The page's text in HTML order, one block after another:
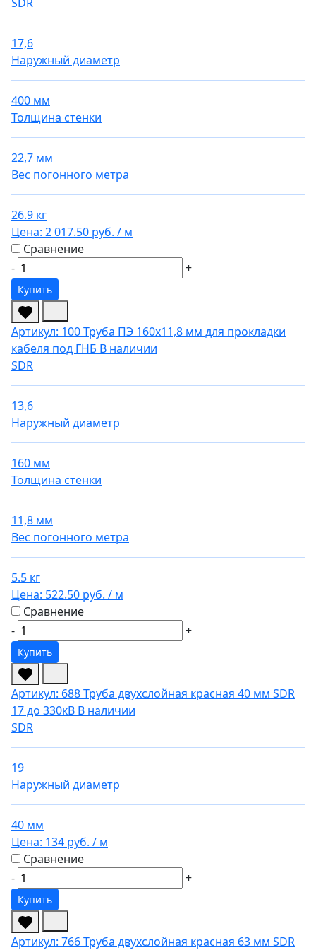
17,6
Наружный диаметр
400 мм
Толщина стенки
22,7 мм
Вес погонного метра
26.9 кг
Цена: 2 017.50 руб. / м
Сравнение
-
+
Купить
Артикул: 100Труба ПЭ 160x11,8 мм для прокладки
кабеля под ГНБ В наличии
SDR
13,6
Наружный диаметр
160 мм
Толщина стенки
11,8 мм
Вес погонного метра
5.5 кг
Цена: 522.50 руб. / м
Сравнение
-
+
Купить
Артикул: 688Труба двухслойная красная 40 мм SDR
17 до 330кВ В наличии
SDR
19
Наружный диаметр
40 мм
Цена: 134 руб. / м
Сравнение
-
+
Купить
Артикул: 766Труба двухслойная красная 63 мм SDR